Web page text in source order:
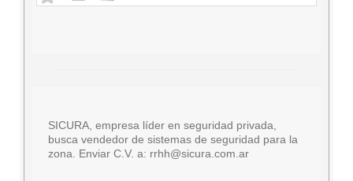
SICURA, empresa líder en seguridad privada,
busca vendedor de sistemas de seguridad para la
zona. Enviar C.V. a: rrhh@sicura.com.ar